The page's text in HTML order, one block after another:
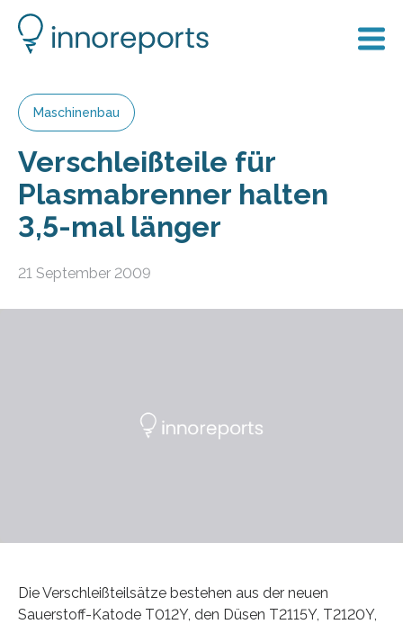
Maschinenbau
Verschleißteile für
Plasmabrenner halten
3,5-mal länger
21 September 2009
Die Verschleißteilsätze bestehen aus der neuen
Sauerstoff-Katode T012Y, den Düsen T2115Y, T2120Y,